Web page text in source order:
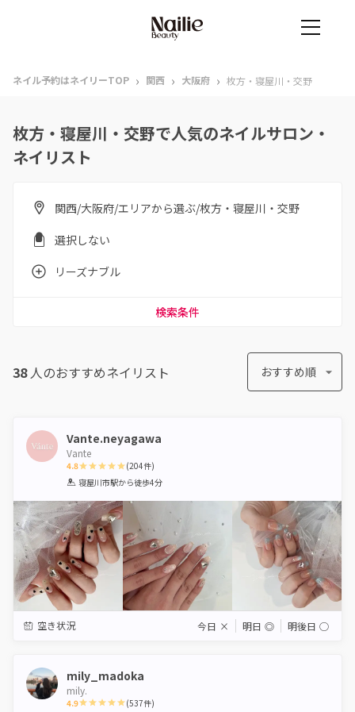
ネイル予約はネイリーTOP › 関西 › 大阪府 › 枚方・寝屋川・交野
枚方・寝屋川・交野で人気のネイルサロン・
ネイリスト
関西/大阪府/エリアから選ぶ/枚方・寝屋川・交野
選択しない
リーズナブル
検索条件
38人のおすすめネイリスト おすすめ順
Vante.neyagawa
Vante
4.8
1 2 3 4 5
(204件)
寝屋川市駅から徒歩4分
空き状況 今日 × 明日 ◎ 明後日 ◯
mily_madoka
mily.
4.9 (537件)